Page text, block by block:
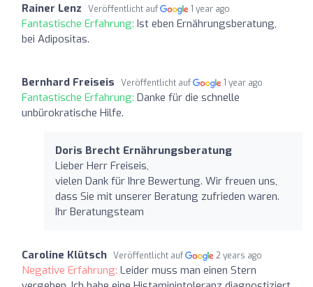
Rainer Lenz Veröffentlicht auf 1 year ago
Fantastische Erfahrung: Ist eben Ernährungsberatung,
bei Adipositas.
Bernhard Freiseis Veröffentlicht auf 1 year ago
Fantastische Erfahrung: Danke für die schnelle
unbürokratische Hilfe.
Doris Brecht Ernährungsberatung
Lieber Herr Freiseis,
vielen Dank für Ihre Bewertung. Wir freuen uns,
dass Sie mit unserer Beratung zufrieden waren.
Ihr Beratungsteam
Caroline Klütsch Veröffentlicht auf 2 years ago
Negative Erfahrung: Leider muss man einen Stern